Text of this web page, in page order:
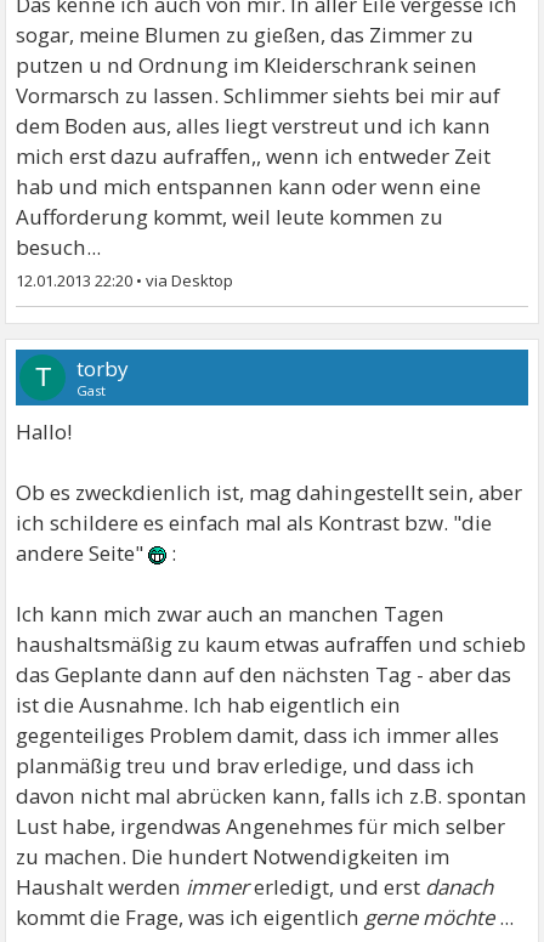
sogar, meine Blumen zu gießen, das Zimmer zu
putzen u nd Ordnung im Kleiderschrank seinen
Vormarsch zu lassen. Schlimmer siehts bei mir auf
dem Boden aus, alles liegt verstreut und ich kann
mich erst dazu aufraffen,, wenn ich entweder Zeit
hab und mich entspannen kann oder wenn eine
Aufforderung kommt, weil leute kommen zu
besuch...
12.01.2013 22:20 •
T torby
Gast
Hallo!
Ob es zweckdienlich ist, mag dahingestellt sein, aber
ich schildere es einfach mal als Kontrast bzw. "die
andere Seite"
:
Ich kann mich zwar auch an manchen Tagen
haushaltsmäßig zu kaum etwas aufraffen und schieb
das Geplante dann auf den nächsten Tag - aber das
ist die Ausnahme. Ich hab eigentlich ein
gegenteiliges Problem damit, dass ich immer alles
planmäßig treu und brav erledige, und dass ich
davon nicht mal abrücken kann, falls ich z.B. spontan
Lust habe, irgendwas Angenehmes für mich selber
zu machen. Die hundert Notwendigkeiten im
Haushalt werden immererledigt, und erst danach
kommt die Frage, was ich eigentlich gerne möchte...